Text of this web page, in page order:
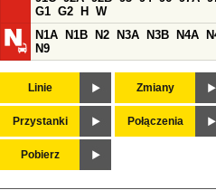
G1 G2 H
W
N1A
N1B N2 N3A N3B N4A
N9
Linie Zmiany
Przystanki Połączenia
Pobierz